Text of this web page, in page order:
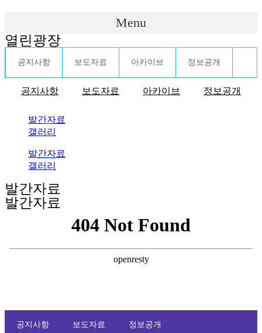
Menu
열린광장
공지사항 보도자료 아카이브 정보공개
공지사항 보도자료 아카이브 정보공개
발간자료
갤러리
발간자료
갤러리
발간자료
발간자료
공지사항 보도자료 정보공개